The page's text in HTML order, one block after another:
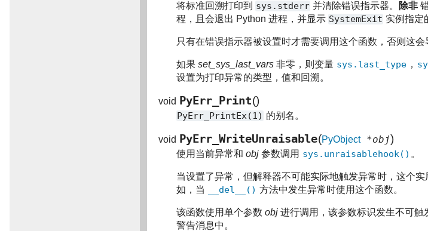
将标准回溯打印到 sys.stderr 并清除错误指示器。 除非
程，且会退出 Python 进程，并显示 SystemExit 实例指定
只有在错误指示器被设置时才需要调用这个函数，否则这会
如果set_sys_last_vars 非零，则变量 sys.last_type ，
设置为打印异常的类型，值和回溯。
void PyErr_Print()
PyErr_PrintEx(1) 的别名。
void PyErr_WriteUnraisable(PyObject*obj)
使用当前异常和obj 参数调用 sys.unraisablehook() 。
当设置了异常，但解释器不可能实际地触发异常时，这个实
如，当
__del__() 方法中发生异常时使用这个函数。
该函数使用单个参数obj 进行调用，该参数标识发生不可
警告消息中。